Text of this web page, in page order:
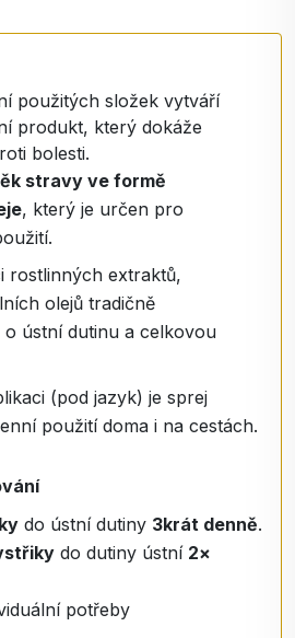
použitých složek vytváří
produkt, který dokáže
bolesti.
stravy ve formě
, který je určen pro
rostlinných extraktů,
olejů tradičně
ústní dutinu a celkovou
(pod jazyk) je sprej
použití doma i na cestách.
do ústní dutiny 3krát denně.
do dutiny ústní 2×
potřeby